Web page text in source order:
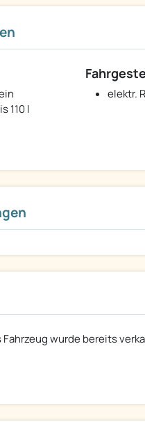
110 l
elektr.
wurde bereits